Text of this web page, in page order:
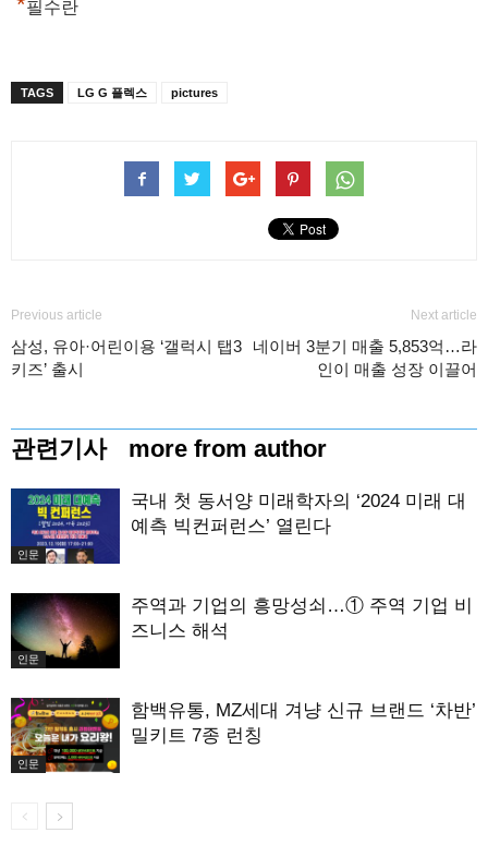
필수란
TAGS LG G 플렉스 pictures
Previous article
삼성, 유아·어린이용 ‘갤럭시 탭3
키즈’ 출시
Next article
네이버 3분기 매출 5,853억…라
인이 매출 성장 이끌어
관련기사 more from author
인문
국내 첫 동서양 미래학자의 ‘2024 미래 대
예측 빅컨퍼런스’ 열린다
인문
주역과 기업의 흥망성쇠…① 주역 기업 비
즈니스 해석
인문
함백유통, MZ세대 겨냥 신규 브랜드 ‘차반’
밀키트 7종 런칭